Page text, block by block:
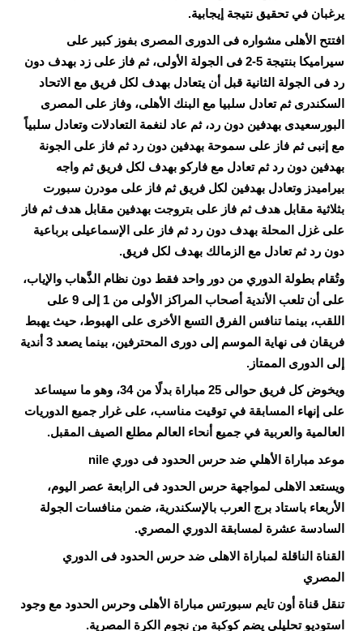
يرغبان في تحقيق نتيجة إيجابية.
افتتح الأهلى مشواره فى الدورى المصرى بفوز كبير على
سيراميكا بنتيجة 5-2 فى الجولة الأولى، ثم فاز على زد بهدف دون
رد فى الجولة الثانية قبل أن يتعادل بهدف لكل فريق مع الاتحاد
السكندرى ثم تعادل سلبيا مع البنك الأهلى، وفاز على المصرى
البورسعيدى بهدفين دون رد، ثم عاد لنغمة التعادلات وتعادل سلبياً
مع إنبى ثم فاز على سموحة بهدفين دون رد ثم فاز على الجونة
بهدفين دون رد ثم تعادل مع فاركو بهدف لكل فريق ثم واجه
بيراميدز وتعادل بهدفين لكل فريق ثم فاز على مودرن سبورت
بثلاثية مقابل هدف ثم فاز على بتروجت بهدفين مقابل هدف ثم فاز
على غزل المحلة بهدف دون رد ثم فاز على الإسماعيلى برباعية
دون رد ثم تعادل مع الزمالك بهدف لكل فريق.
وتُقام بطولة الدوري من دور واحد فقط دون نظام الذَّهاب والإياب،
على أن تلعب الأندية أصحاب المراكز الأولى من 1 إلى 9 على
اللقب، بينما تنافس الفرق التسع الأخرى على الهبوط، حيث يهبط
فريقان فى نهاية الموسم إلى دورى المحترفين، بينما يصعد 3 أندية
إلى الدورى الممتاز.
ويخوض كل فريق حوالى 25 مباراة بدلًا من 34، وهو ما سيساعد
على إنهاء المسابقة في توقيت مناسب، على غرار جميع الدوريات
العالمية والعربية في جميع أنحاء العالم مطلع الصيف المقبل.
موعد مباراة الأهلي ضد حرس الحدود فى دوري nile
ويستعد الاهلى لمواجهة حرس الحدود فى الرابعة عصر اليوم،
الأربعاء باستاد برج العرب بالإسكندرية، ضمن منافسات الجولة
السادسة عشرة لمسابقة الدوري المصري.
القناة الناقلة لمباراة الاهلى ضد حرس الحدود فى الدوري
المصري
تنقل قناة أون تايم سبورتس مباراة الأهلى وحرس الحدود مع وجود
استوديو تحليلى يضم كوكبة من نجوم الكرة المصرية.